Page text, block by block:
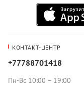
КОНТАКТ-ЦЕНТР
+77788701418
Пн-Вс 10:00 – 19:00